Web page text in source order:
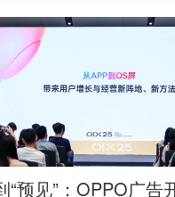
致力于成为驱动商家可持续增
里妈妈的AIGC之道，与众不同
不仅重视前沿技术的“制作能力”
“预见”：OPPO广告